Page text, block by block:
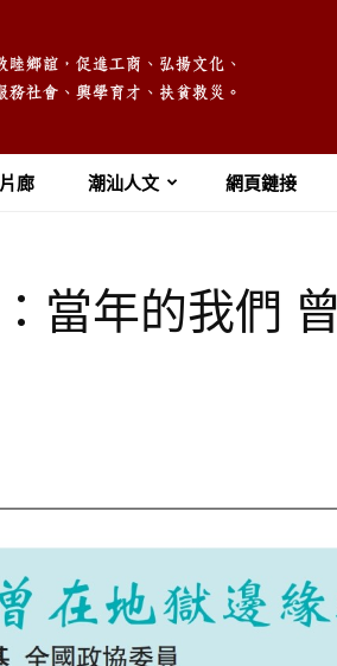
廊 潮汕人文 網頁鏈接
當年的我們